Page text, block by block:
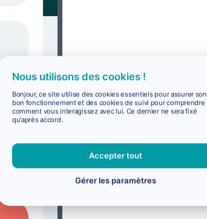
Nous utilisons des cookies !
Bonjour, ce site utilise des cookies essentiels pour assurer son
bon fonctionnement et des cookies de suivi pour comprendre
comment vous interagissez avec lui. Ce dernier ne sera fixé
qu'après accord.
Accepter tout
Gérer les paramètres